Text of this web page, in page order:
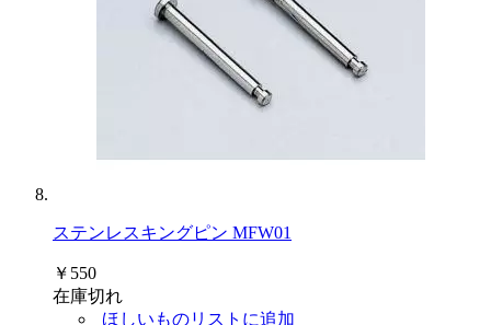
ステンレスキングピン MFW01
￥550
在庫切れ
ほしいものリストに追加